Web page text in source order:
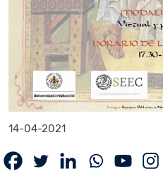
14-04-2021